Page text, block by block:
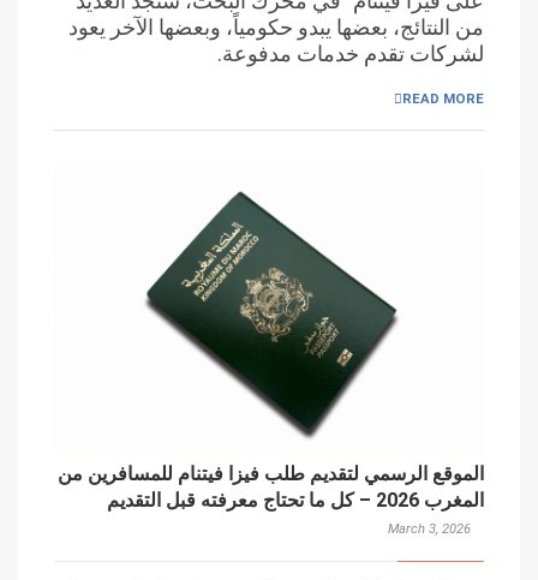
من النتائج، بعضها يبدو حكومياً، وبعضها الآخر يعود
لشركات تقدم خدمات مدفوعة.
READ MORE
الموقع الرسمي لتقديم طلب فيزا فيتنام للمسافرين من
المغرب 2026 – كل ما تحتاج معرفته قبل التقديم
March 3, 2026